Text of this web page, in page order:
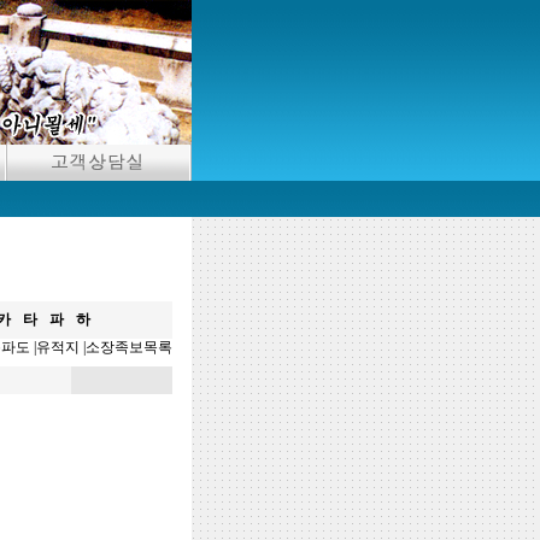
타 파
하
도 유적지 소장족보목록